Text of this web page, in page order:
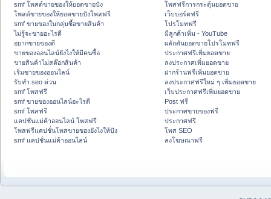
smf โพสต์ขายของให้ยอดขายปัง
โพสต์ขายของให้ยอดขายปังโพสฟรี
smf ขายของในกลุ่มซื้อขายสินค้า
ไม่รู้จะขายอะไรดี
อยากขายของดี
ขายของออนไลน์ยังไงให้มีคนซื้อ
ขายสินค้าไม่สต๊อกสินค้า
เริ่มขายของออนไลน์
รับทำ seo ด่วน
smf โพสฟรี
smf ขายของออนไลน์อะไรดี
smf โพสฟรี
แคปชั่นแม่ค้าออนไลน์ โพสฟรี
โพสฟรีแคปชั่นโพสขายของยังไงให้ปัง
smf แคปชั่นแม่ค้าออนไลน์
โพสฟรีการกระตุ้นยอดขาย
เว็บบอร์ดฟรี
โปรโมทฟรี
มีลูกค้าเพิ่ม - YouTube
ผลักดันยอดขายโปรโมทฟรี
ประกาศฟรีเพิ่มยอดขาย
ลงประกาศเพิ่มยอดขาย
ฝากร้านฟรีเพิ่มยอดขาย
ลงประกาศฟรีใหม่ ๆ เพิ่มยอดขาย
เว็บประกาศฟรีเพิ่มยอดขาย
Post ฟรี
ประกาศขายของฟรี
ประกาศฟรี
โพส SEO
ลงโฆษณาฟรี